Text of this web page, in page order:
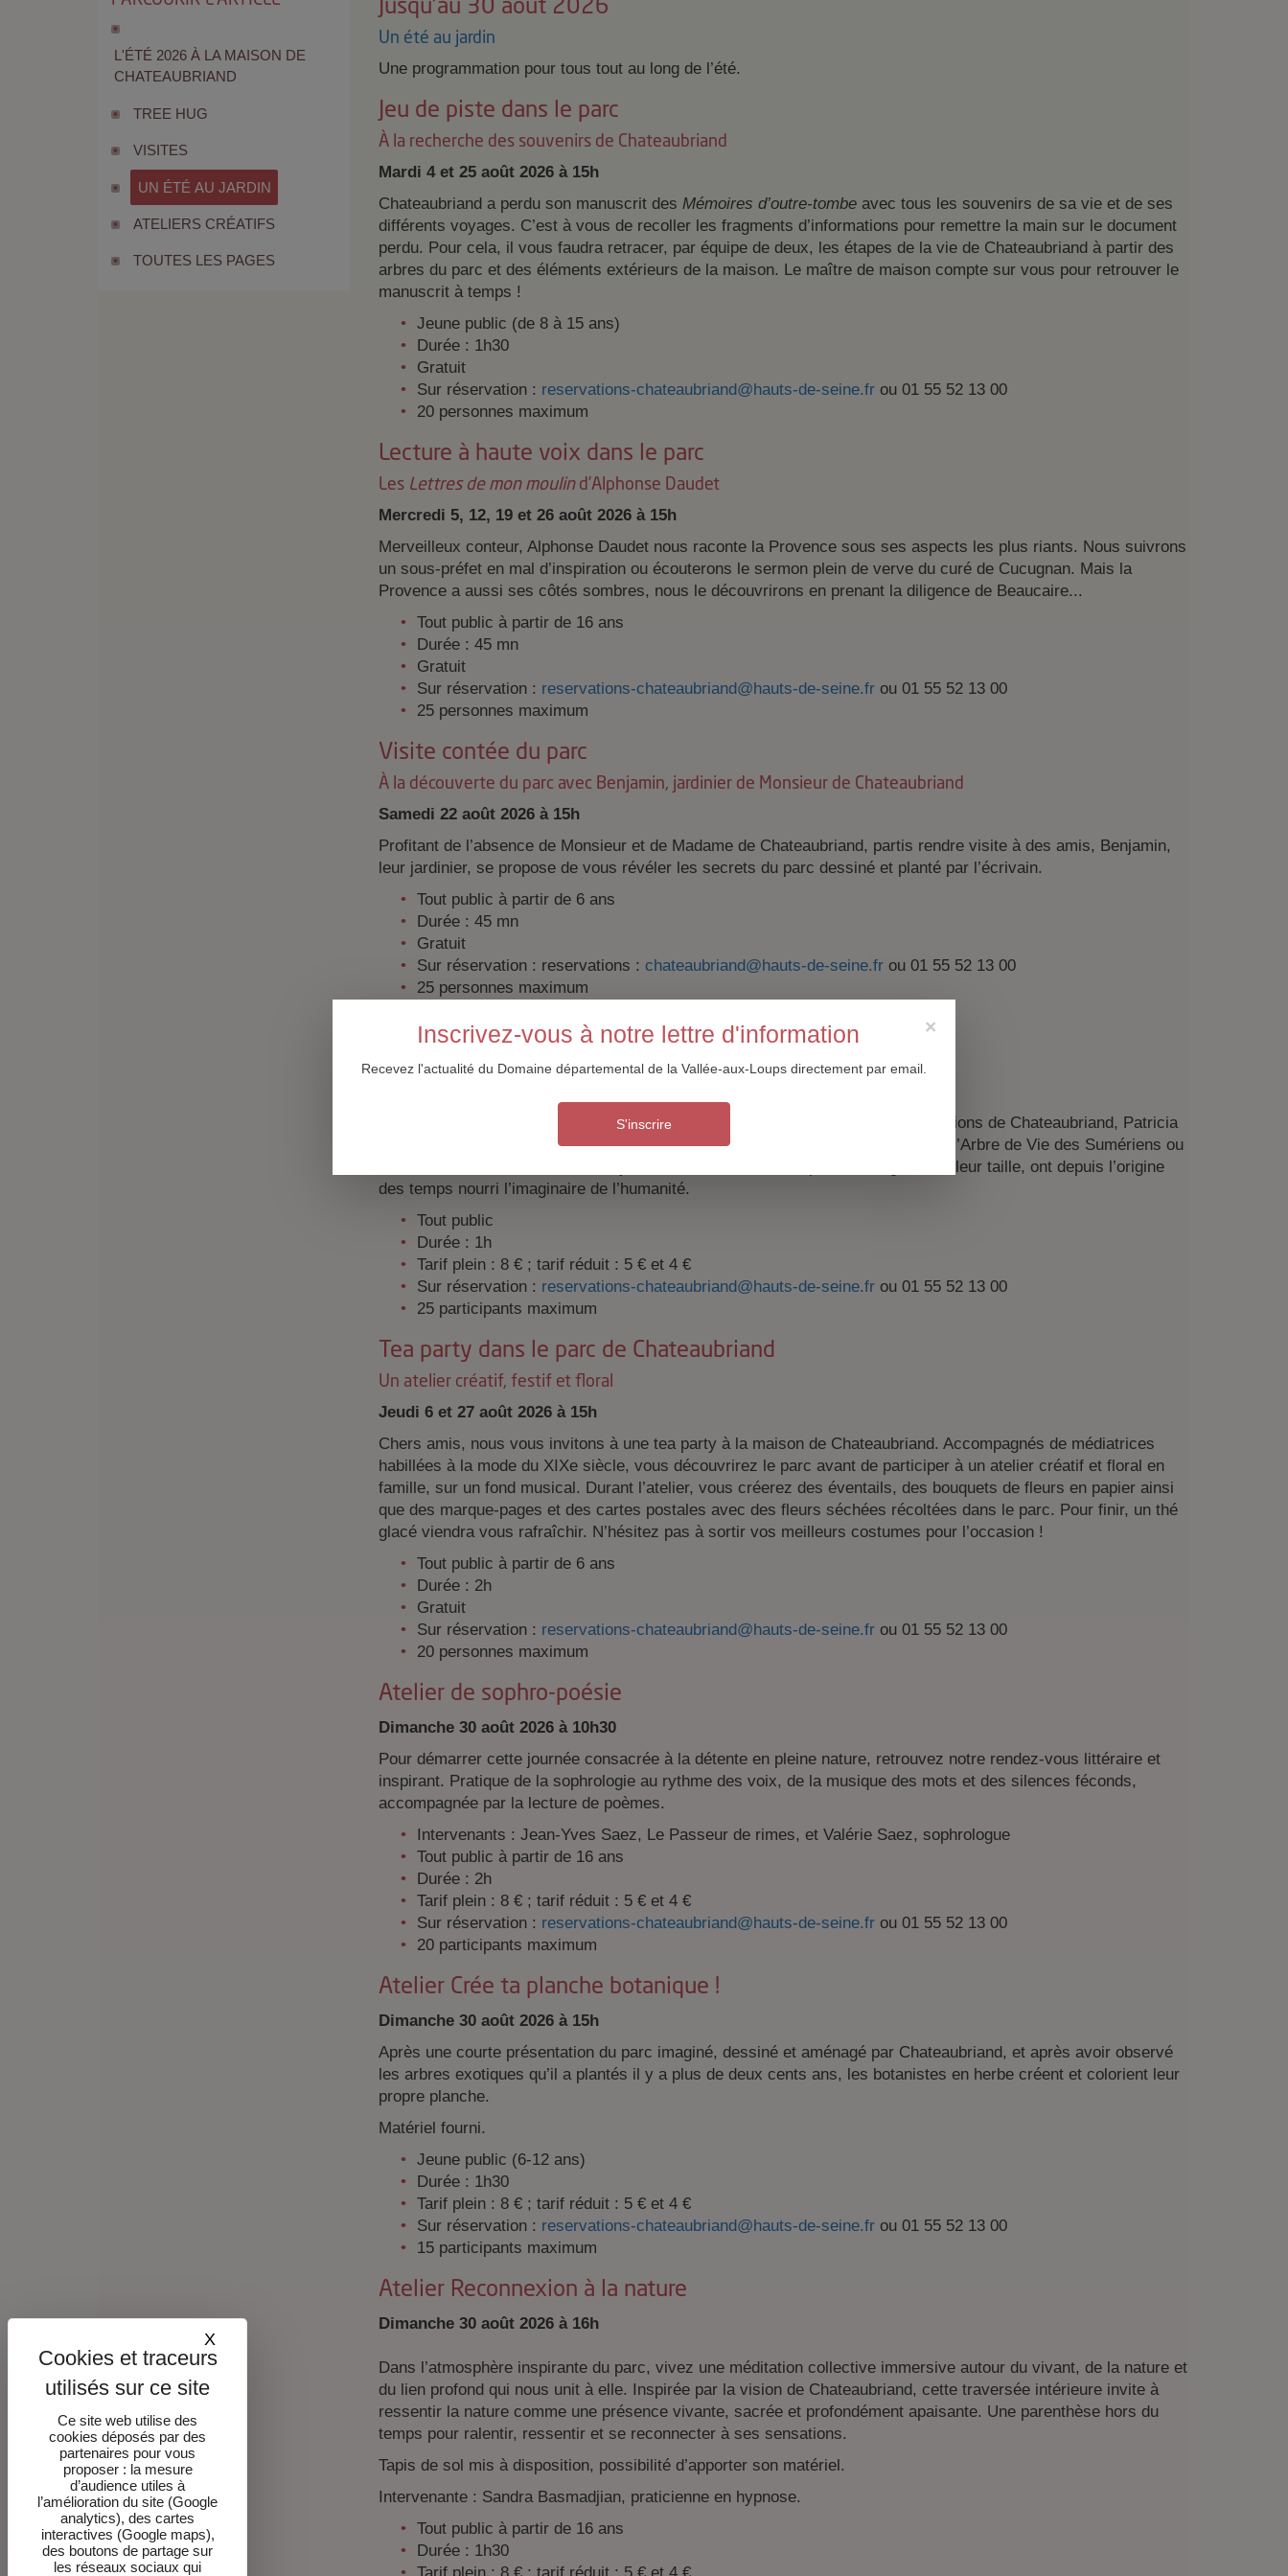
×
Inscrivez-vous à notre lettre d'information
Recevez l'actualité du Domaine départemental de la Vallée-aux-Loups directement par email.
S'inscrire
L'ÉTÉ 2026 À LA MAISON DE
CHATEAUBRIAND
TREE HUG
VISITES
UN ÉTÉ AU JARDIN
ATELIERS CRÉATIFS
TOUTES LES PAGES
Jusqu'au 30 août 2026
Un été au jardin
Une programmation pour tous tout au long de l’été.
Jeu de piste dans le parc
À la recherche des souvenirs de Chateaubriand
Mardi 4 et 25 août 2026 à 15h
Chateaubriand a perdu son manuscrit des Mémoires d’outre-tombeavec tous les souvenirs de sa vie et de ses
différents voyages. C’est à vous de recoller les fragments d’informations pour remettre la main sur le document
perdu. Pour cela, il vous faudra retracer, par équipe de deux, les étapes de la vie de Chateaubriand à partir des
arbres du parc et des éléments extérieurs de la maison. Le maître de maison compte sur vous pour retrouver le
manuscrit à temps !
Jeune public (de 8 à 15 ans)
Durée : 1h30
Gratuit
Sur réservation : reservations-chateaubriand@hauts-de-seine.frou 01 55 52 13 00
20 personnes maximum
Lecture à haute voix dans le parc
Les Lettres de mon moulind’Alphonse Daudet
Mercredi 5, 12, 19 et 26 août 2026 à 15h
Merveilleux conteur, Alphonse Daudet nous raconte la Provence sous ses aspects les plus riants. Nous suivrons
un sous-préfet en mal d’inspiration ou écouterons le sermon plein de verve du curé de Cucugnan. Mais la
Provence a aussi ses côtés sombres, nous le découvrirons en prenant la diligence de Beaucaire...
Tout public à partir de 16 ans
Durée : 45 mn
Gratuit
Sur réservation : reservations-chateaubriand@hauts-de-seine.frou 01 55 52 13 00
25 personnes maximum
Visite contée du parc
À la découverte du parc avec Benjamin, jardinier de Monsieur de Chateaubriand
Samedi 22 août 2026 à 15h
Profitant de l’absence de Monsieur et de Madame de Chateaubriand, partis rendre visite à des amis, Benjamin,
leur jardinier, se propose de vous révéler les secrets du parc dessiné et planté par l’écrivain.
Tout public à partir de 6 ans
Durée : 45 mn
Gratuit
Sur réservation : reservations : chateaubriand@hauts-de-seine.frou 01 55 52 13 00
25 personnes maximum
Contes autour des arbres, avec Créativ’envol
À la découverte des arbres dans les civilisations anciennes
Après une évocation de L’Homme qui plantait des arbres de Giono et des plantations de Chateaubriand, Patricia
Midy vous invite dans l’univers d’Yggdrasil, l’Arbre Monde des Scandinaves, de l’Arbre de Vie des Sumériens ou
de l’Arbre de la Connaissance du jardin d’Éden. Les arbres, par leur longévité et leur taille, ont depuis l’origine
des temps nourri l’imaginaire de l’humanité.
Tout public
Durée : 1h
Tarif plein : 8 € ; tarif réduit : 5 € et 4 €
Sur réservation : reservations-chateaubriand@hauts-de-seine.frou 01 55 52 13 00
25 participants maximum
Tea party dans le parc de Chateaubriand
Un atelier créatif, festif et floral
Jeudi 6 et 27 août 2026 à 15h
Chers amis, nous vous invitons à une tea party à la maison de Chateaubriand. Accompagnés de médiatrices
habillées à la mode du XIXe siècle, vous découvrirez le parc avant de participer à un atelier créatif et floral en
famille, sur un fond musical. Durant l’atelier, vous créerez des éventails, des bouquets de fleurs en papier ainsi
que des marque-pages et des cartes postales avec des fleurs séchées récoltées dans le parc. Pour finir, un thé
glacé viendra vous rafraîchir. N’hésitez pas à sortir vos meilleurs costumes pour l’occasion !
Tout public à partir de 6 ans
Durée : 2h
Gratuit
Sur réservation : reservations-chateaubriand@hauts-de-seine.frou 01 55 52 13 00
20 personnes maximum
Atelier de sophro-poésie
Dimanche 30 août 2026 à 10h30
Pour démarrer cette journée consacrée à la détente en pleine nature, retrouvez notre rendez-vous littéraire et
inspirant. Pratique de la sophrologie au rythme des voix, de la musique des mots et des silences féconds,
accompagnée par la lecture de poèmes.
Intervenants : Jean-Yves Saez, Le Passeur de rimes, et Valérie Saez, sophrologue
Tout public à partir de 16 ans
Durée : 2h
Tarif plein : 8 € ; tarif réduit : 5 € et 4 €
Sur réservation : reservations-chateaubriand@hauts-de-seine.frou 01 55 52 13 00
20 participants maximum
Atelier Crée ta planche botanique !
Dimanche 30 août 2026 à 15h
Après une courte présentation du parc imaginé, dessiné et aménagé par Chateaubriand, et après avoir observé
les arbres exotiques qu’il a plantés il y a plus de deux cents ans, les botanistes en herbe créent et colorient leur
propre planche.
Matériel fourni.
Jeune public (6-12 ans)
Durée : 1h30
Tarif plein : 8 € ; tarif réduit : 5 € et 4 €
Sur réservation : reservations-chateaubriand@hauts-de-seine.frou 01 55 52 13 00
15 participants maximum
Atelier Reconnexion à la nature
Dimanche 30 août 2026 à 16h
Dans l’atmosphère inspirante du parc, vivez une méditation collective immersive autour du vivant, de la nature et
du lien profond qui nous unit à elle. Inspirée par la vision de Chateaubriand, cette traversée intérieure invite à
ressentir la nature comme une présence vivante, sacrée et profondément apaisante. Une parenthèse hors du
temps pour ralentir, ressentir et se reconnecter à ses sensations.
Tapis de sol mis à disposition, possibilité d’apporter son matériel.
Intervenante : Sandra Basmadjian, praticienne en hypnose.
Tout public à partir de 16 ans
Durée : 1h30
Tarif plein : 8 € ; tarif réduit : 5 € et 4 €
Ce site web utilise des
cookies déposés par des
partenaires pour vous
proposer : la mesure
d’audience utiles à
l’amélioration du site (Google
analytics), des cartes
interactives (Google maps),
des boutons de partage sur
les réseaux sociaux qui
X